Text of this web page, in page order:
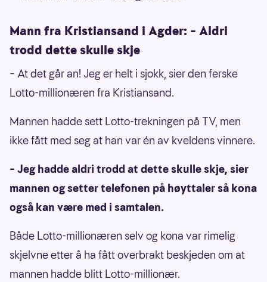
Mann fra Kristiansand i Agder: – Aldri
trodd dette skulle skje
– At det går an! Jeg er helt i sjokk, sier den ferske
Lotto-millionæren fra Kristiansand.
Mannen hadde sett Lotto-trekningen på TV, men
ikke fått med seg at han var én av kveldens vinnere.
– Jeg hadde aldri trodd at dette skulle skje, sier
mannen og setter telefonen på høyttaler så kona
også kan være med i samtalen.
Både Lotto-millionæren selv og kona var rimelig
skjelvne etter å ha fått overbrakt beskjeden om at
mannen hadde blitt Lotto-millionær.